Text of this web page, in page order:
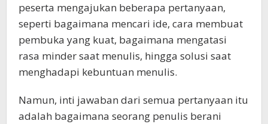
peserta mengajukan beberapa pertanyaan,
seperti bagaimana mencari ide, cara membuat
pembuka yang kuat, bagaimana mengatasi
rasa minder saat menulis, hingga solusi saat
menghadapi kebuntuan menulis.
Namun, inti jawaban dari semua pertanyaan itu
adalah bagaimana seorang penulis berani